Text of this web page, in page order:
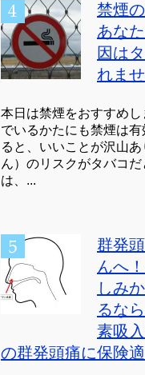
禁煙
あな
因は
れませ
本日は禁煙をおすすめ
でいるかたにも禁煙は
ると、いいことが沢山
ん）のリスクがタバコだ
は、...
群発
んへ
しみ
るな
素吸
の群発頭痛に保険適